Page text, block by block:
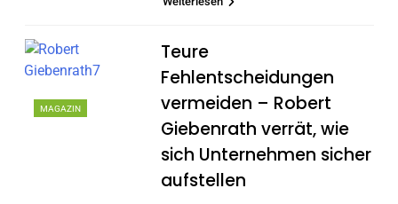
MAGAZIN
Teure
Fehlentscheidungen
vermeiden – Robert
Giebenrath verrät, wie
sich Unternehmen sicher
aufstellen